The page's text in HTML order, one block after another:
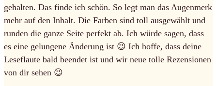
gehalten. Das finde ich schön. So legt man das Augenmerk
mehr auf den Inhalt. Die Farben sind toll ausgewählt und
runden die ganze Seite perfekt ab. Ich würde sagen, dass
es eine gelungene Änderung ist 😉 Ich hoffe, dass deine
Leseflaute bald beendet ist und wir neue tolle Rezensionen
von dir sehen 😉